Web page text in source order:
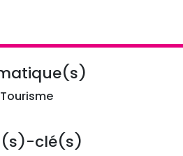
Tourisme
clé(s)